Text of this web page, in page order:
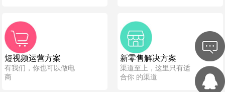
短视频运营方案
有我们，你也可以做电
商
新零售解决方案
渠道至上，这里只有适
合你 的渠道